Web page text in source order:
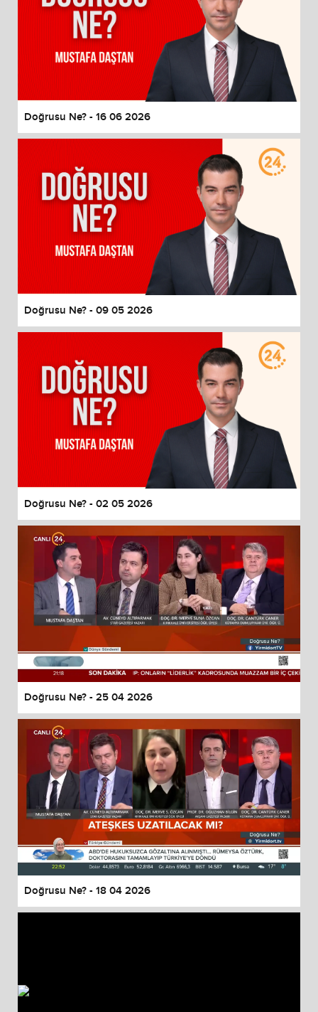
Doğrusu Ne? - 16 06 2026
Doğrusu Ne? - 09 05 2026
Doğrusu Ne? - 02 05 2026
Doğrusu Ne? - 25 04 2026
Doğrusu Ne? - 18 04 2026